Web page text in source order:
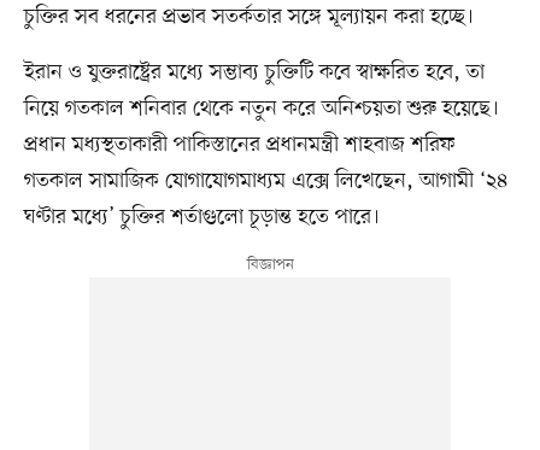
চুক্তির সব ধরনের প্রভাব সতর্কতার সঙ্গে মূল্যায়ন করা হচ্ছে।
ইরান ও যুক্তরাষ্ট্রের মধ্যে সম্ভাব্য চুক্তিটি কবে স্বাক্ষরিত হবে, তা
নিয়ে গতকাল শনিবার থেকে নতুন করে অনিশ্চয়তা শুরু হয়েছে।
প্রধান মধ্যস্থতাকারী পাকিস্তানের প্রধানমন্ত্রী শাহবাজ শরিফ
গতকাল সামাজিক যোগাযোগমাধ্যম এক্সে লিখেছেন, আগামী ‘২৪
ঘণ্টার মধ্যে’ চুক্তির শর্তাগুলো চূড়ান্ত হতে পারে।